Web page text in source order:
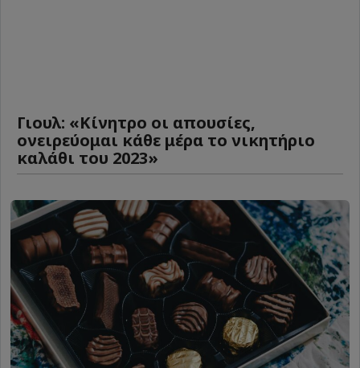
Γιουλ: «Κίνητρο οι απουσίες,
ονειρεύομαι κάθε μέρα το νικητήριο
καλάθι του 2023»